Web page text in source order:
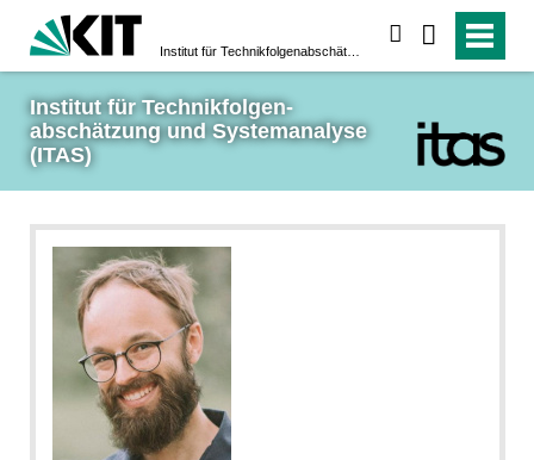
Institut für Technikfolgen­
abschätzung und System­analyse
(ITAS)